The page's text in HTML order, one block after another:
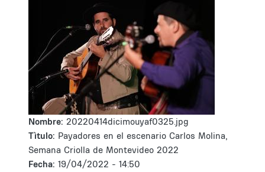
Nombre: 20220414dicimouyaf0325.jpg
Tìtulo: Payadores en el escenario Carlos Molina,
Semana Criolla de Montevideo 2022
Fecha: 19/04/2022 - 14:50